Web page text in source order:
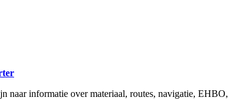
informatie over materiaal, routes, navigatie,